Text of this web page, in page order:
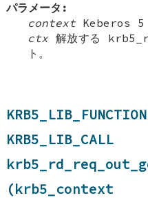
パラメータ:
contextKeberos 5
ctx 解放する
ト。
KRB5_LIB_CALL